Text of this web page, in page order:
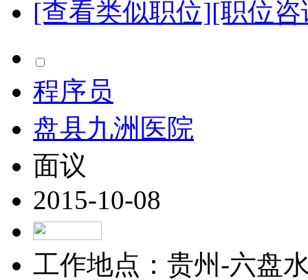
[查看类似职位][职位
程序员
盘县九洲医院
面议
2015-10-08
工作地点：贵州-六盘